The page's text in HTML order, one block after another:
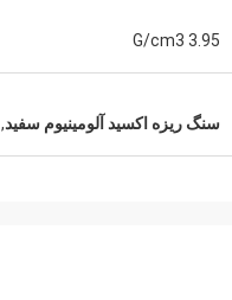
3.95 G/cm3
سنگ ریزه اکسید آلومینیوم سفید,